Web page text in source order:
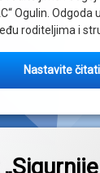
Ogulin. Odgoda
roditeljima i
Nastavite čitati